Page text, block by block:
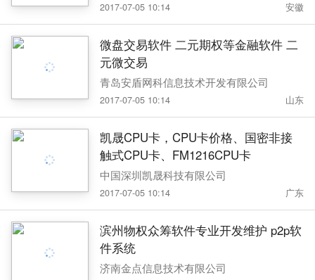
2017-07-05 10:14 安徽
微盘交易软件 二元期权等金融软件 二
元微交易
青岛安盾网科信息技术开发有限公司
2017-07-05 10:14 山东
凯晟CPU卡，CPU卡价格、国密非接
触式CPU卡、FM1216CPU卡
中国深圳凯晟科技有限公司
2017-07-05 10:14 广东
滨州物权众筹软件专业开发维护 p2p软
件系统
济南金点信息技术有限公司